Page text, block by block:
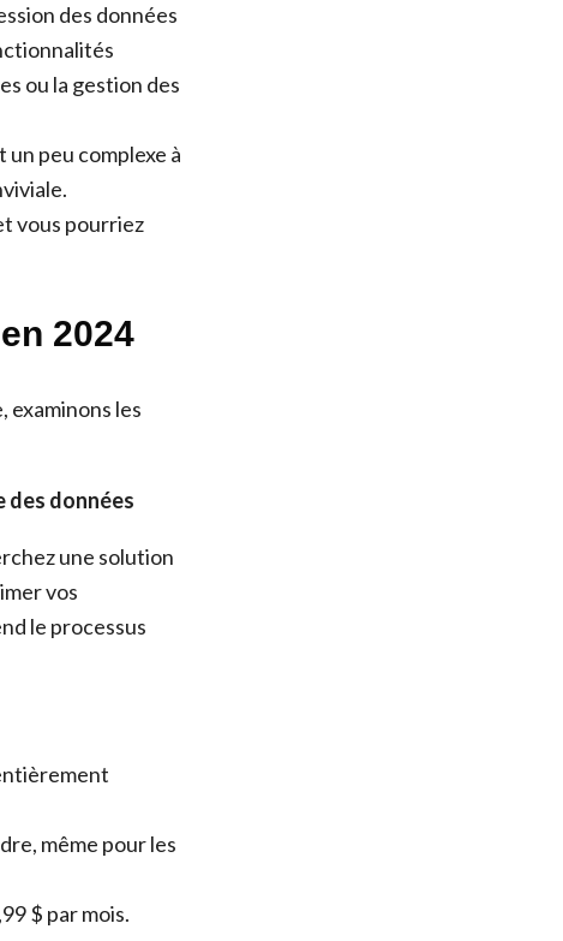
des données
ou la gestion des
peu complexe à
vous pourriez
2024
examinons les
des données
une solution
vos
le processus
même pour les
$ par mois.